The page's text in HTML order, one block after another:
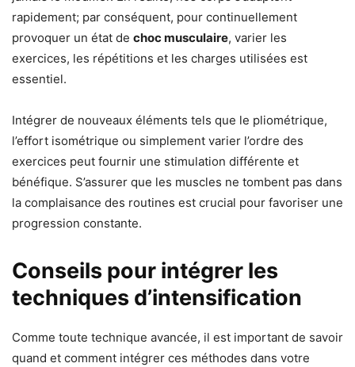
rapidement; par conséquent, pour continuellement
provoquer un état de choc musculaire, varier les
exercices, les répétitions et les charges utilisées est
essentiel.
Intégrer de nouveaux éléments tels que le pliométrique,
l’effort isométrique ou simplement varier l’ordre des
exercices peut fournir une stimulation différente et
bénéfique. S’assurer que les muscles ne tombent pas dans
la complaisance des routines est crucial pour favoriser une
progression constante.
Conseils pour intégrer les
techniques d’intensification
Comme toute technique avancée, il est important de savoir
quand et comment intégrer ces méthodes dans votre